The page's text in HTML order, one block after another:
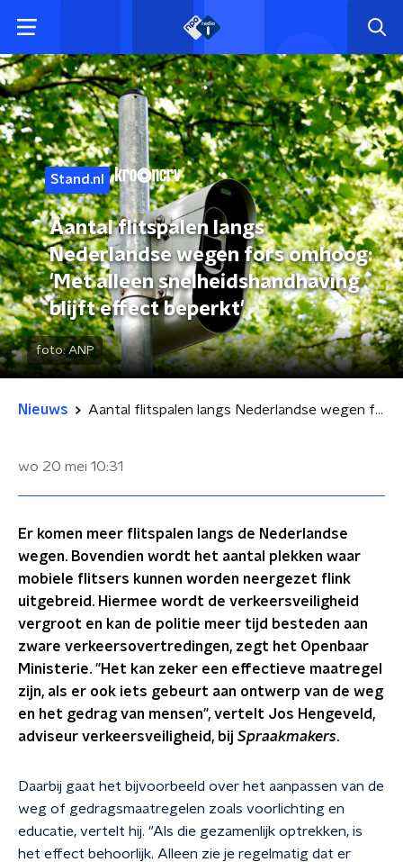
Stand.nl
Aantal flitspalen langs
Nederlandse wegen fors omhoog:
'Met alleen snelheidshandhaving
blijft effect beperkt'
foto:ANP
Nieuws Aantal flitspalen langs Nederlandse wegen fors omhoog: 'Met alleen snelheidshandhaving blijft effect beperkt'
wo 20 mei 10:31
Er komen meer flitspalen langs de Nederlandse
wegen. Bovendien wordt het aantal plekken waar
mobiele flitsers kunnen worden neergezet flink
uitgebreid. Hiermee wordt de verkeersveiligheid
vergroot en kan de politie meer tijd besteden aan
zware verkeersovertredingen, zegt het Openbaar
Ministerie. "Het kan zeker een effectieve maatregel
zijn, als er ook iets gebeurt aan ontwerp van de weg
en het gedrag van mensen", vertelt Jos Hengeveld,
adviseur verkeersveiligheid, bij Spraakmakers.
Daarbij gaat het bijvoorbeeld over het aanpassen van de
weg of gedragsmaatregelen zoals voorlichting en
educatie, vertelt hij. "Als die gezamenlijk optrekken, is
het effect behoorlijk. Alleen zie je regelmatig dat er